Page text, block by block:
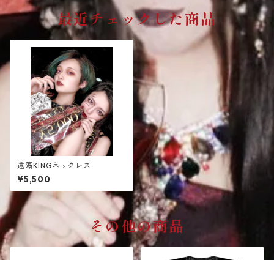
最近チェックした商品
遠隔KINGネックレス
¥5,500
その他の商品